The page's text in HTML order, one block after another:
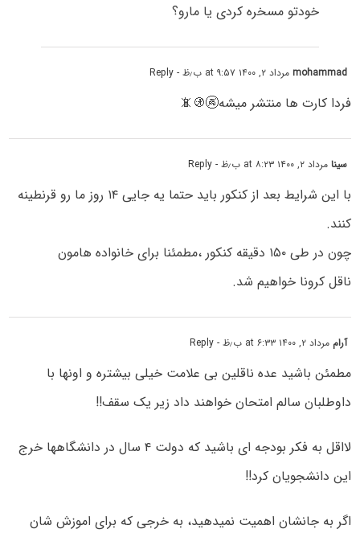
خودتو مسخره کردی یا مارو؟
mohammadمرداد ۲, ۱۴۰۰ at ۹:۵۷ ب٫ظ - Reply
فردا کارت ها منتشر میشه🚱🚯📵
سینامرداد ۲, ۱۴۰۰ at ۸:۲۳ ب٫ظ - Reply
با این شرایط بعد از کنکور باید حتما یه جایی ۱۴ روز ما رو قرنطینه
کنند.
چون در طی ۱۵۰ دقیقه کنکور ،مطمئنا برای خانواده هامون
ناقل کرونا خواهیم شد.
آرام مرداد ۲, ۱۴۰۰ at ۶:۳۳ ب٫ظ - Reply
مطمئن باشید عده ناقلین بی علامت خیلی بیشتره و اونها با
داوطلبان سالم امتحان خواهند داد زیر یک سقف!!
لااقل به فکر بودجه ای باشید که دولت ۴ سال در دانشگاهها خرج
این دانشجویان کرد!!
اگر به جانشان اهمیت نمیدهید، به خرجی که برای اموزش شان